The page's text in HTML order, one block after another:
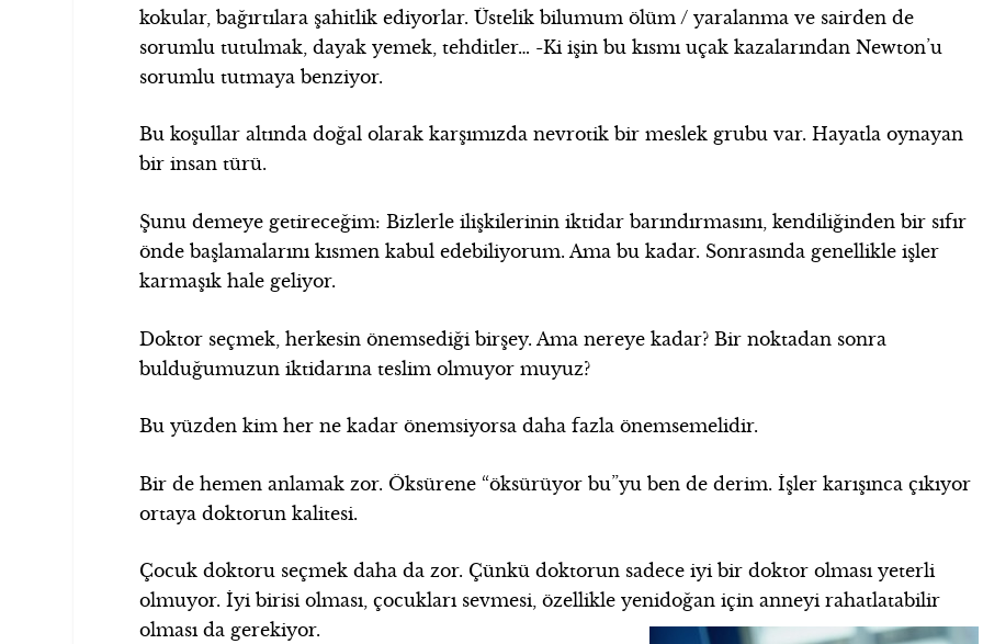
kokular, bağırtılara şahitlik ediyorlar. Üstelik bilumum ölüm / yaralanma ve sairden de
sorumlu tutulmak, dayak yemek, tehditler… -Ki işin bu kısmı uçak kazalarından Newton’u
sorumlu tutmaya benziyor.
Bu koşullar altında doğal olarak karşımızda nevrotik bir meslek grubu var. Hayatla oynayan
bir insan türü.
Şunu demeye getireceğim: Bizlerle ilişkilerinin iktidar barındırmasını, kendiliğinden bir sıfır
önde başlamalarını kısmen kabul edebiliyorum. Ama bu kadar. Sonrasında genellikle işler
karmaşık hale geliyor.
Doktor seçmek, herkesin önemsediği birşey. Ama nereye kadar? Bir noktadan sonra
bulduğumuzun iktidarına teslim olmuyor muyuz?
Bu yüzden kim her ne kadar önemsiyorsa daha fazla önemsemelidir.
Bir de hemen anlamak zor. Öksürene “öksürüyor bu”yu ben de derim. İşler karışınca çıkıyor
ortaya doktorun kalitesi.
Çocuk doktoru seçmek daha da zor. Çünkü doktorun sadece iyi bir doktor olması yeterli
olmuyor. İyi birisi olması, çocukları sevmesi, özellikle yenidoğan için anneyi rahatlatabilir
olması da gerekiyor.